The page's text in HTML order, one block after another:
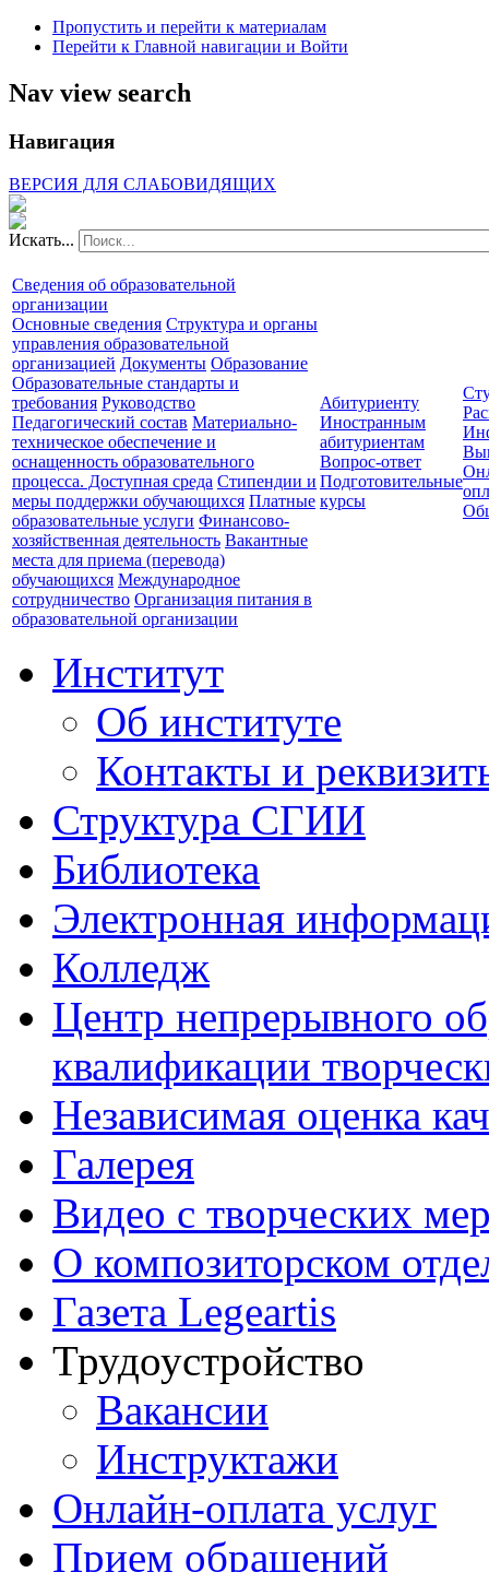
Пропустить и перейти к материалам
Перейти к Главной навигации и Войти
Nav view search
Навигация
ВЕРСИЯ ДЛЯ СЛАБОВИДЯЩИХ
Искать...
Сведения об образовательной
организации
Основные сведения Структура и органы
управления образовательной
организацией Документы Образование
Образовательные стандарты и
требования Руководство
Педагогический состав Материально-
техническое обеспечение и
оснащенность образовательного
процесса. Доступная среда Стипендии и
меры поддержки обучающихся Платные
образовательные услуги Финансово-
хозяйственная деятельность Вакантные
места для приема (перевода)
обучающихся Международное
сотрудничество Организация питания в
образовательной организации
Абитуриенту
Иностранным
абитуриентам
Вопрос-ответ
Подготовительные
курсы
Институт
Об институте
Контакты и
Структура СГИИ
Библиотека
Электронная
Колледж
Центр непрерывного
квалификации
Независимая оценка
Галерея
Видео с творческих
О композиторском
Газета Legeartis
Трудоустройство
Вакансии
Инструктажи
Онлайн-оплата услуг
Прием обращений